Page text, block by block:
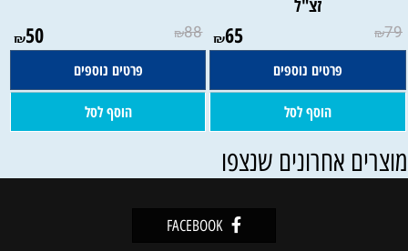
זצ"ל
₪79
₪65
פרטים נוספים
הוסף לסל
₪88
₪50
פרטים נוספים
הוסף לסל
אחרונים שנצפו
FACEBOOK